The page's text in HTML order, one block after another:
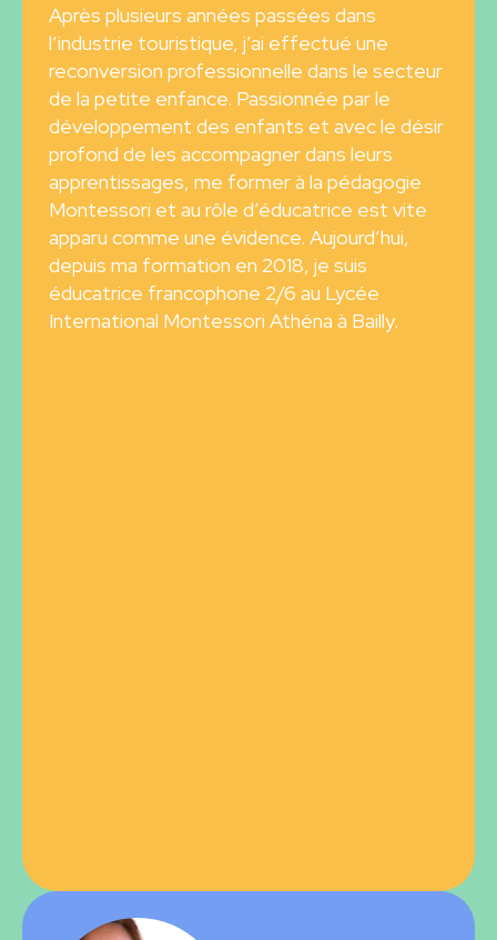
Après plusieurs années passées dans
l’industrie touristique, j’ai effectué une
reconversion professionnelle dans le secteur
de la petite enfance. Passionnée par le
développement des enfants et avec le désir
profond de les accompagner dans leurs
apprentissages, me former à la pédagogie
Montessori et au rôle d’éducatrice est vite
apparu comme une évidence. Aujourd’hui,
depuis ma formation en 2018, je suis
éducatrice francophone 2/6 au Lycée
International Montessori Athéna à Bailly.